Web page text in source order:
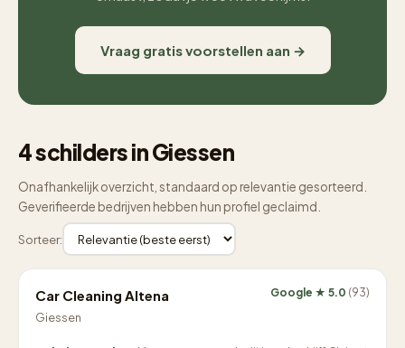
Vraag gratis voorstellen aan →
4 schilders in Giessen
Onafhankelijk overzicht, standaard op relevantie gesorteerd.
Geverifieerde bedrijven hebben hun profiel geclaimd.
Sorteer:
Car Cleaning Altena
Giessen
Google ★ 5.0 (93)